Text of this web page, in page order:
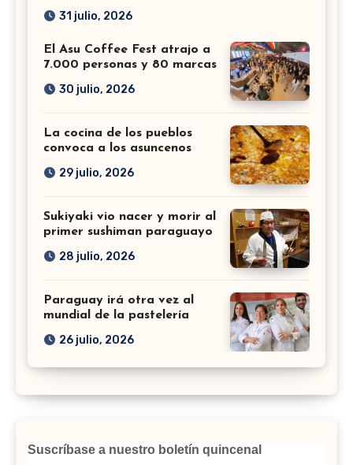
31 julio, 2026
El Asu Coffee Fest atrajo a
7.000 personas y 80 marcas
30 julio, 2026
La cocina de los pueblos
convoca a los asuncenos
29 julio, 2026
Sukiyaki vio nacer y morir al
primer sushiman paraguayo
28 julio, 2026
Paraguay irá otra vez al
mundial de la pastelería
26 julio, 2026
Suscríbase a nuestro boletín quincenal